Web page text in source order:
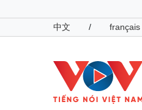
中文
/ français